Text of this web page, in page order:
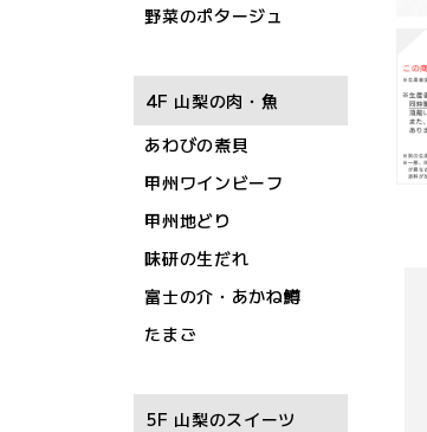
野菜のポタージュ
4F 山梨の肉・魚
あわびの煮貝
甲州ワインビーフ
甲州地どり
味研の生だれ
富士の介・あかね鱒
たまご
5F 山梨のスイーツ